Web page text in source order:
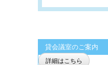
貸会議室のご案内
詳細はこちら